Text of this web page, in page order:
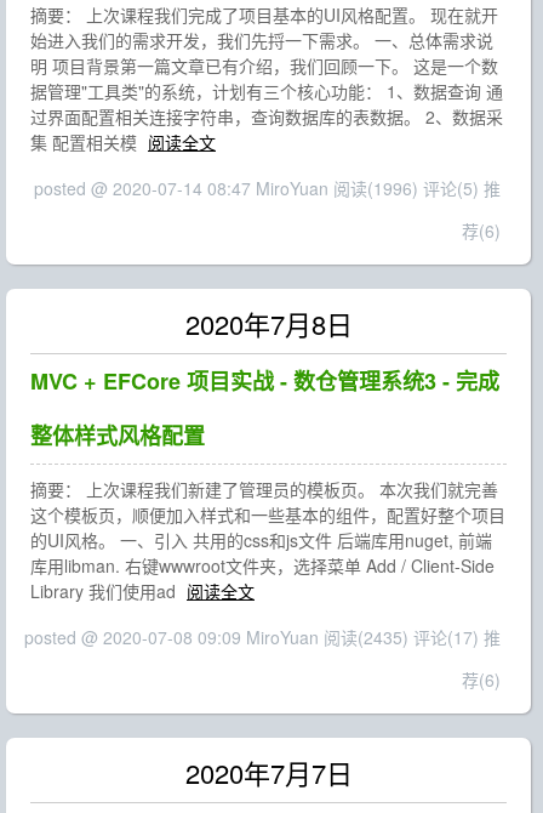
摘要： 上次课程我们完成了项目基本的UI风格配置。 现在就开
始进入我们的需求开发，我们先捋一下需求。 一、总体需求说
明 项目背景第一篇文章已有介绍，我们回顾一下。 这是一个数
据管理"工具类"的系统，计划有三个核心功能： 1、数据查询 通
过界面配置相关连接字符串，查询数据库的表数据。 2、数据采
集 配置相关模 阅读全文
posted @ 2020-07-14 08:47 MiroYuan 阅读(1996) 评论(5) 推
荐(6)
2020年7月8日
MVC + EFCore 项目实战 - 数仓管理系统3 - 完成
整体样式风格配置
摘要： 上次课程我们新建了管理员的模板页。 本次我们就完善
这个模板页，顺便加入样式和一些基本的组件，配置好整个项目
的UI风格。 一、引入 共用的css和js文件 后端库用nuget, 前端
库用libman. 右键wwwroot文件夹，选择菜单 Add / Client-Side
Library 我们使用ad 阅读全文
posted @ 2020-07-08 09:09 MiroYuan 阅读(2435) 评论(17) 推
荐(6)
2020年7月7日